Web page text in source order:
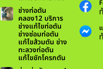
ช่างท่อตัน
คลอง12 บริการ
ช่างแก้ไขท่อตัน
ช่างซ่อมท่อตัน
แก้ไขส้วมตัน ช่าง
ทะลวงท่อตัน
แก้ไขชักโครกตัน